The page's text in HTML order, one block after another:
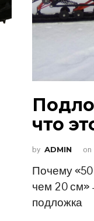
что
by ADMIN on
Почему
чем 20 см»
подложка